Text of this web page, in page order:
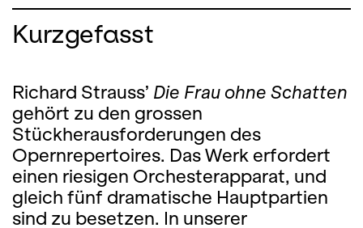
Kurzgefasst
Richard Strauss’ Die Frau ohne Schatten
gehört zu den grossen
Stückherausforderungen des
Opernrepertoires. Das Werk erfordert
einen riesigen Orchesterapparat, und
gleich fünf dramatische Hauptpartien
sind zu besetzen. In unserer